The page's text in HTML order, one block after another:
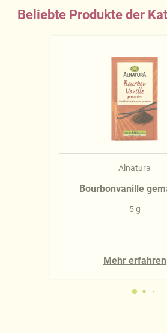
Beliebte Produkte der
Alnatura
Bourbonvanille
5 g
Mehr erfahren